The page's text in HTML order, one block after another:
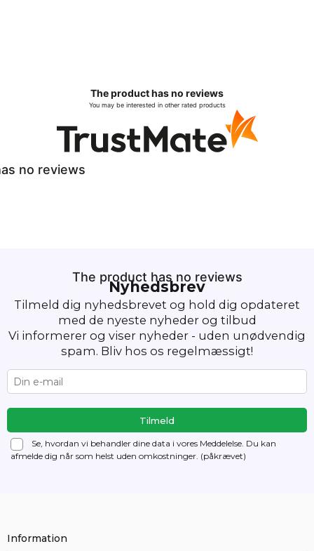
The product has no reviews
You may be interested in other rated products
no reviews
The product has no reviews
Nyhedsbrev
Tilmeld dig nyhedsbrevet og hold dig opdateret
med de nyeste nyheder og tilbud
Vi informerer og viser nyheder - uden unødvendig
spam. Bliv hos os regelmæssigt!
Se, hvordan vi behandler dine data i vores Meddelelse. Du kan
afmelde dig når som helst uden omkostninger. (påkrævet)
Information